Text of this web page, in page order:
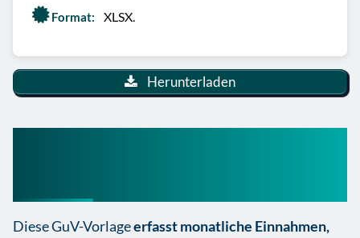
Format: XLSX.
Herunterladen
Diese GuV-Vorlageerfasst monatliche Einnahmen,